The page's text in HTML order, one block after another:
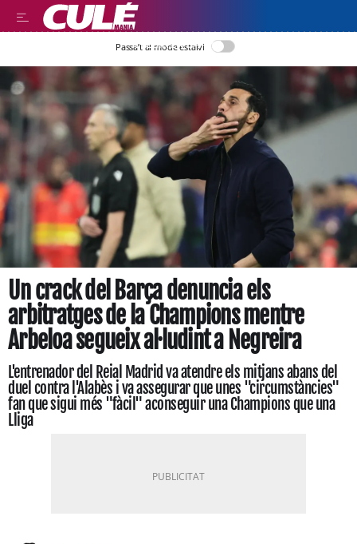
LLEGIR EN CATALÀ
Passa’t al mode estalvi
Un crack del Barça denuncia els
arbitratges de la Champions mentre
Arbeloa segueix al·ludint a Negreira
L'entrenador del Reial Madrid va atendre els mitjans abans del
duel contra l'Alabès i va assegurar que unes "circumstàncies"
fan que sigui més "fàcil" aconseguir una Champions que una
Lliga